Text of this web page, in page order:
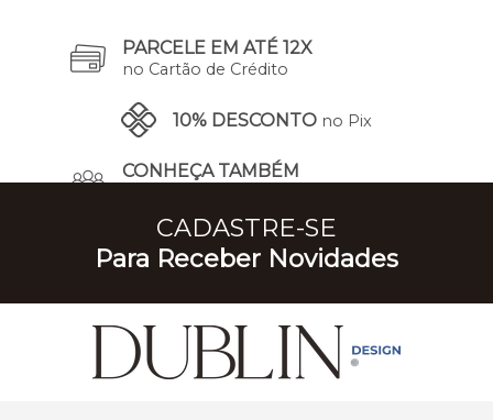
PARCELE EM ATÉ 12X
no Cartão de Crédito
10% DESCONTO no Pix
CONHEÇA TAMBÉM
CADASTRE-SE
Para Receber Novidades